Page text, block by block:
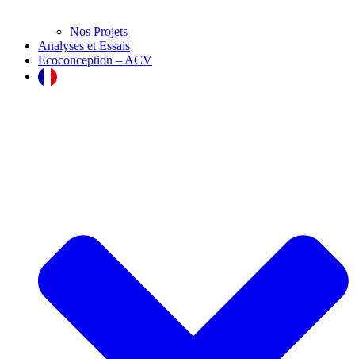
Nos Projets
Analyses et Essais
Ecoconception – ACV